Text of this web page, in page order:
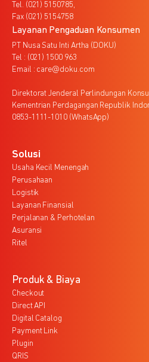
Tel. (021) 5150785,
Fax (021) 5154758
Layanan Pengaduan Konsumen
PT Nusa Satu Inti Artha (DOKU)
Tel : (021) 1500 963
Email : care@doku.com
Direktorat Jenderal Perlindungan
Kementrian Perdagangan Republik
0853-1111-1010 (WhatsApp)
Solusi
Usaha Kecil Menengah
Perusahaan
Logistik
Layanan Finansial
Perjalanan & Perhotelan
Asuransi
Ritel
Produk & Biaya
Checkout
Direct API
Digital Catalog
Payment Link
Plugin
QRIS